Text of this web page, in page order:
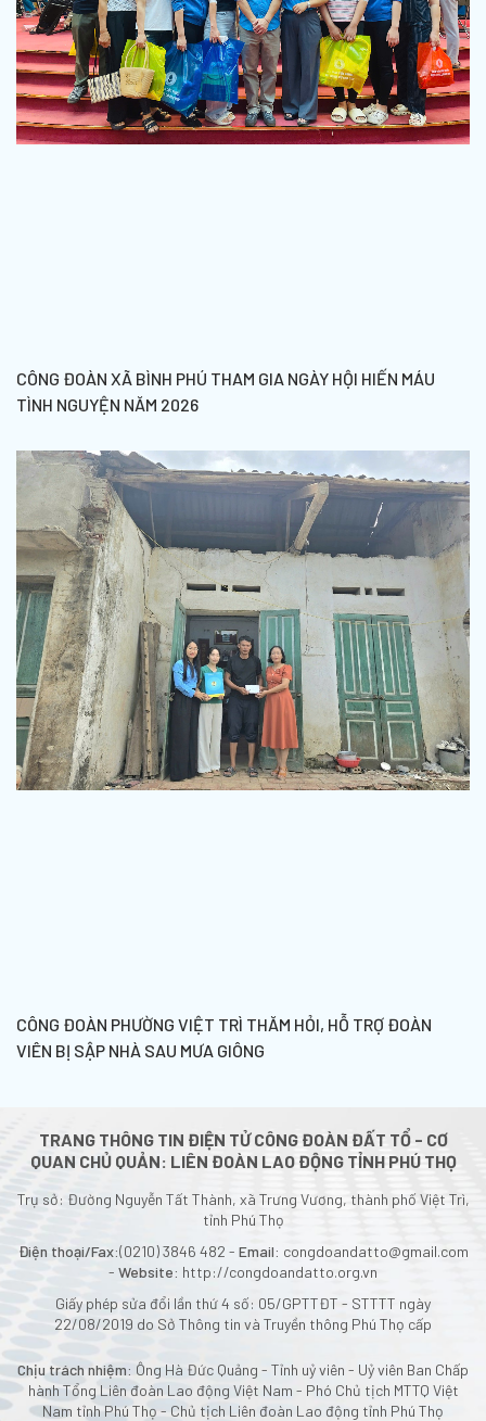
CÔNG ĐOÀN XÃ BÌNH PHÚ THAM GIA NGÀY HỘI HIẾN MÁU
TÌNH NGUYỆN NĂM 2026
CÔNG ĐOÀN PHƯỜNG VIỆT TRÌ THĂM HỎI, HỖ TRỢ ĐOÀN
VIÊN BỊ SẬP NHÀ SAU MƯA GIÔNG
TRANG THÔNG TIN ĐIỆN TỬ CÔNG ĐOÀN ĐẤT TỔ - CƠ
QUAN CHỦ QUẢN: LIÊN ĐOÀN LAO ĐỘNG TỈNH PHÚ THỌ
Trụ sở: Đường Nguyễn Tất Thành, xã Trưng Vương, thành phố Việt Trì,
tỉnh Phú Thọ
Điện thoại/Fax:(0210) 3846 482 - Email: congdoandatto@gmail.com
- Website: http://congdoandatto.org.vn
Giấy phép sửa đổi lần thứ 4 số: 05/GPTTĐT - STTTT ngày
22/08/2019 do Sở Thông tin và Truyền thông Phú Thọ cấp
Chịu trách nhiệm: Ông Hà Đức Quảng - Tỉnh uỷ viên - Uỷ viên Ban Chấp
hành Tổng Liên đoàn Lao động Việt Nam - Phó Chủ tịch MTTQ Việt
Nam tỉnh Phú Thọ - Chủ tịch Liên đoàn Lao động tỉnh Phú Thọ